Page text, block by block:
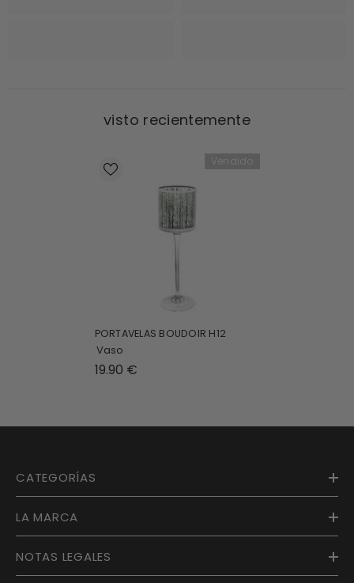
visto recientemente
Vendido
PORTAVELAS BOUDOIR H12
Vaso
19.90 €
CATEGORÍAS
LA MARCA
NOTAS LEGALES